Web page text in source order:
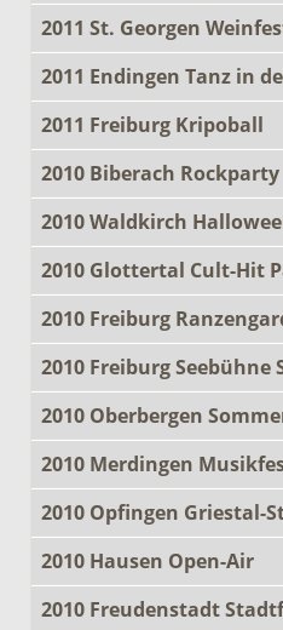
2011 St. Georgen
2011 Endingen Tanz in
2011 Freiburg Kripoball
2010 Biberach Rockparty
2010 Waldkirch
2010 Glottertal Cult-Hit
2010 Freiburg
2010 Freiburg Seebühne
2010 Oberbergen
2010 Merdingen
2010 Opfingen Griestal-
2010 Hausen Open-Air
2010 Freudenstadt